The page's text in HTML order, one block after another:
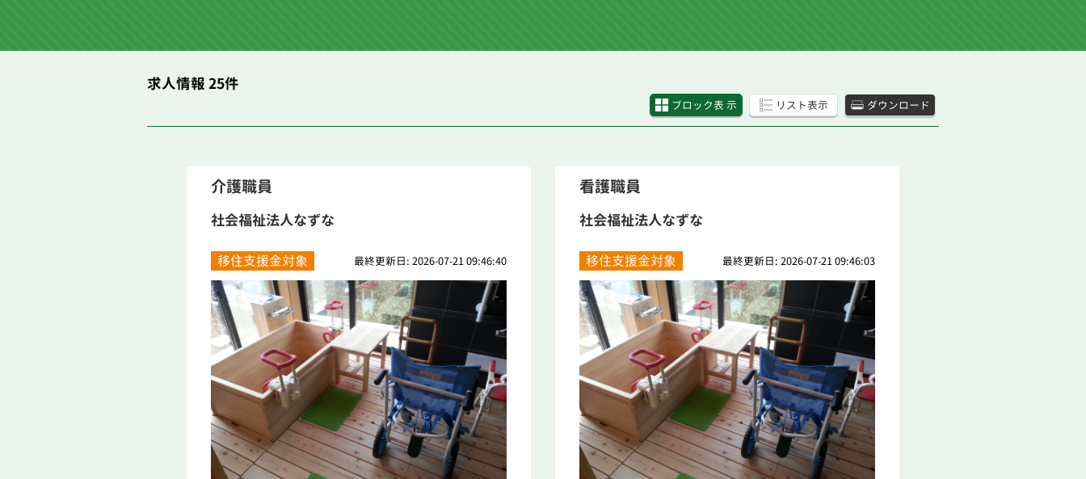
求人情報 25件
ブロック表 示 リスト表示 ダウンロード
介護職員
社会福祉法人なずな
移住支援金対象 最終更新日: 2026-07-21 09:46:40
看護職員
社会福祉法人なずな
移住支援金対象 最終更新日: 2026-07-21 09:46:03